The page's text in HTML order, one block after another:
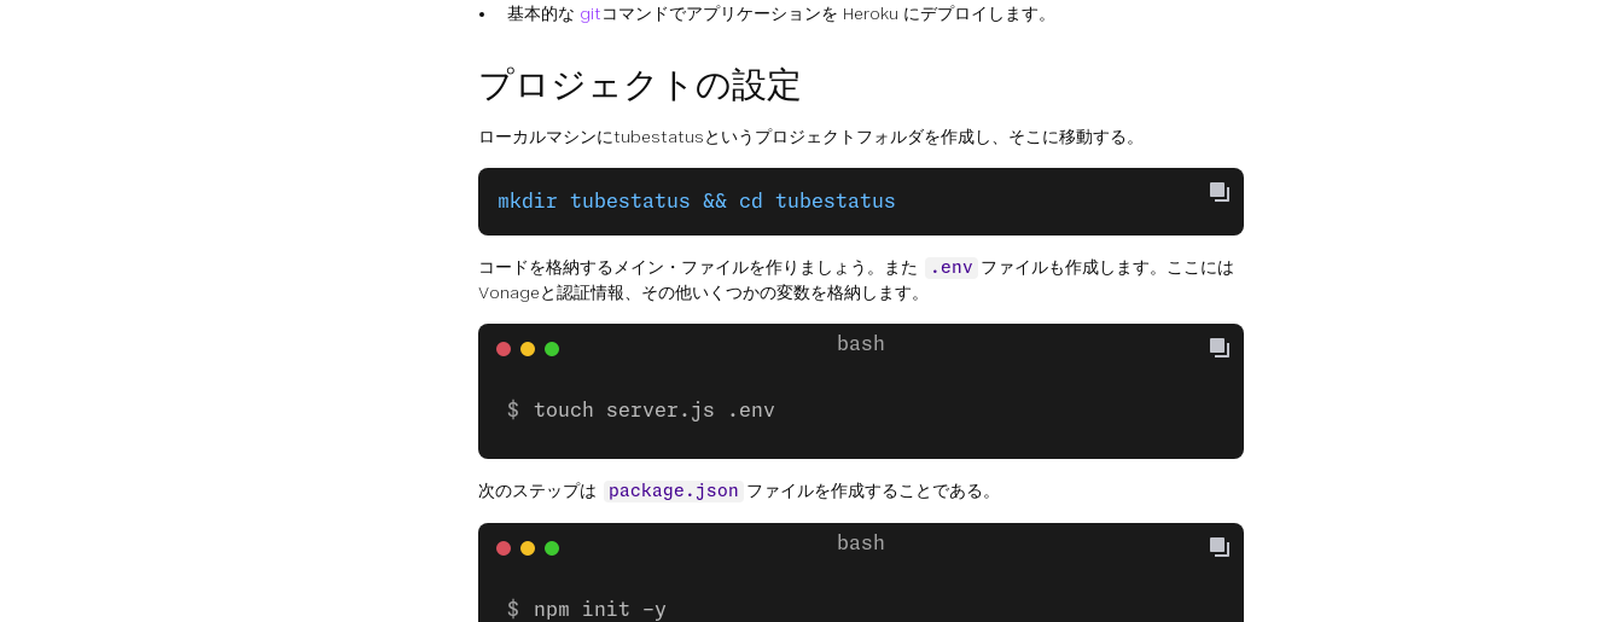
基本的な gitコマンドでアプリケーションを Heroku にデプロイします。
プロジェクトの設定
ローカルマシンにtubestatusというプロジェクトフォルダを作成し、そこに移動する。
mkdir tubestatus && cd tubestatus
コードを格納するメイン・ファイルを作りましょう。また .env ファイルも作成します。ここには
Vonageと認証情報、その他いくつかの変数を格納します。
touch server.js .env
次のステップは package.json ファイルを作成することである。
npm init -y